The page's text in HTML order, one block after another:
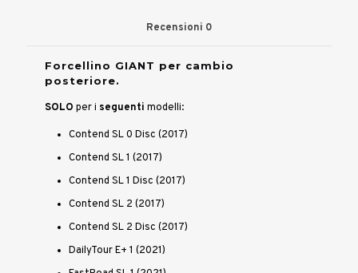
Recensioni 0
Forcellino GIANT per cambio
posteriore.
SOLO per i seguenti modelli:
Contend SL 0 Disc (2017)
Contend SL 1 (2017)
Contend SL 1 Disc (2017)
Contend SL 2 (2017)
Contend SL 2 Disc (2017)
DailyTour E+ 1 (2021)